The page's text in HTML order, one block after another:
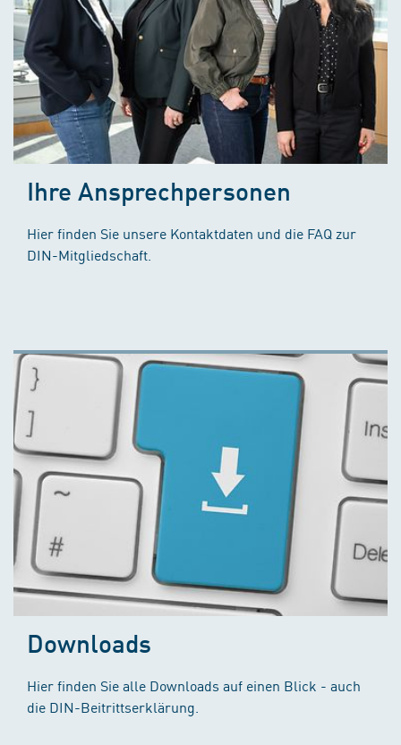
Ihre Ansprechpersonen
Hier finden Sie unsere Kontaktdaten und die FAQ zur
DIN-Mitgliedschaft.
Downloads
Hier finden Sie alle Downloads auf einen Blick - auch
die DIN-Beitrittserklärung.